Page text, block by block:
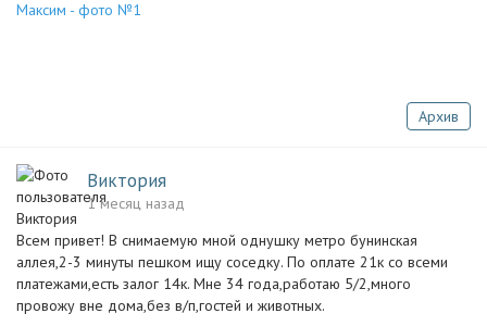
Архив
Виктория
1 месяц назад
Всем привет! В снимаемую мной однушку метро бунинская
аллея,2-3 минуты пешком ищу соседку. По оплате 21к со всеми
платежами,есть залог 14к. Мне 34 года,работаю 5/2,много
провожу вне дома,без в/п,гостей и животных.